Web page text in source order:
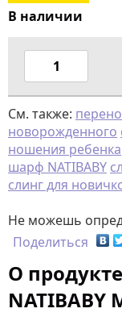
В наличии
См. также:
новорожденного
ношения ребенка
шарф NATIBABY
слинг для
Не можешь
Поделиться
О
NATIBABY